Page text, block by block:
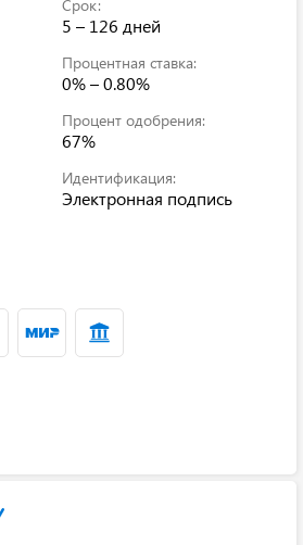
Срок:
5 – 126 дней
Процентная ставка:
0% – 0.80%
Процент одобрения:
67%
Идентификация:
Электронная подпись